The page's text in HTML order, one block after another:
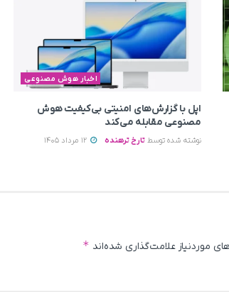
اخبار هوش مصنوعی
اپل با گزارش‌های امنیتی بی‌کیفیت هوش
مصنوعی مقابله می‌کند
نوشته شده توسط تارخ ترهنده 12 مرداد 1405
موردنیاز علامت‌گذاری شده‌اند *